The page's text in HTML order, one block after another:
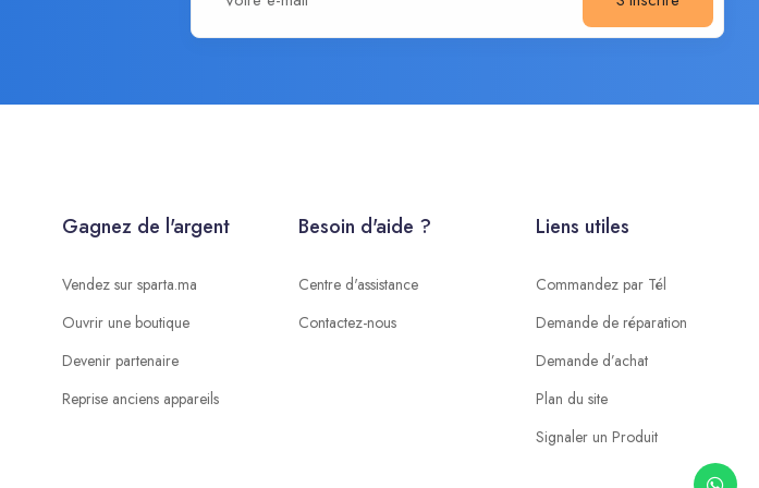
Gagnez de l'argent
Vendez sur sparta.ma
Ouvrir une boutique
Devenir partenaire
Reprise anciens appareils
Besoin d'aide ?
Centre d'assistance
Contactez-nous
Liens utiles
Commandez par Tél
Demande de réparation
Demande d’achat
Plan du site
Signaler un Produit